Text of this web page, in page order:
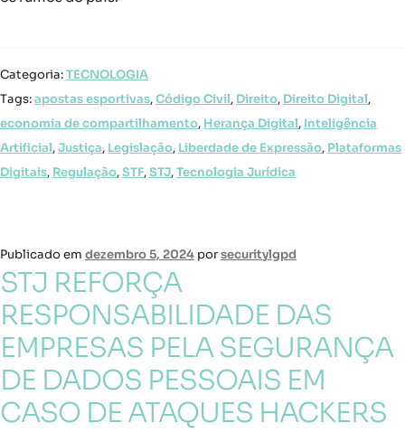
Categoria:TECNOLOGIA
Tags:apostas esportivas,Código Civil, Direito, Direito Digital,
economia de compartilhamento, Herança Digital, Inteligência
Artificial,Justiça, Legislação, Liberdade de Expressão, Plataformas
Digitais, Regulação,STF,STJ,Tecnologia Jurídica
Publicado em dezembro 5, 2024 porsecuritylgpd
STJ REFORÇA
RESPONSABILIDADE DAS
EMPRESAS PELA SEGURANÇA
DE DADOS PESSOAIS EM
CASO DE ATAQUES HACKERS